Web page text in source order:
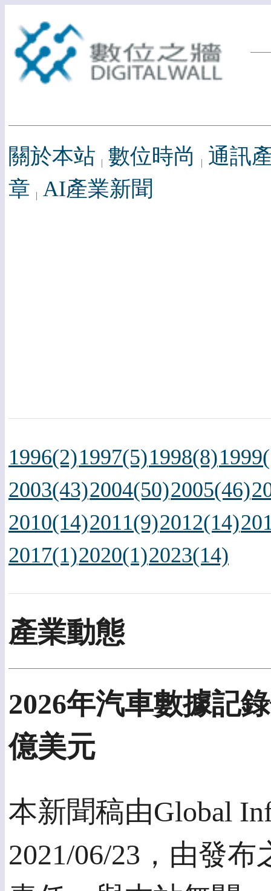
關於本站 數位時尚
通訊
章 AI產業新聞
1996(2)1997(5)1998(8)
2003(43)2004(50)2005(46)
2010(14)2011(9)2012(14)
2017(1)2020(1)2023(14)
產業動態
2026年汽車數據記
億美元
本新聞稿由Global
2021/06/23，由發